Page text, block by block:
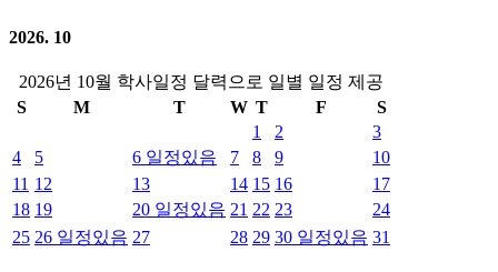
2026. 10
2026년 10월 학사일정 달력으로 일별 일정 제공
S
M T W T F
S
1
2
3
4
5 6 일정있음 7 8 9
10
11 12 13 14 15 16
17
18 19 20 일정있음 21 22 23
24
25 26 일정있음 27 28 29 30 일정있음 31